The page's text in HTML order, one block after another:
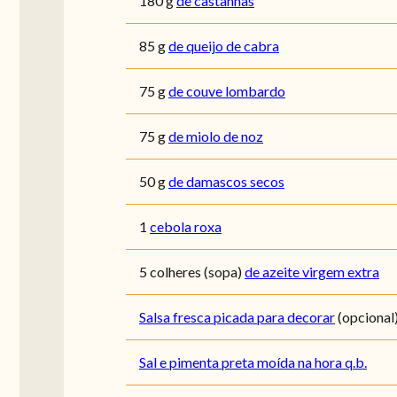
85gde queijo de cabra
75gde couve lombardo
75gde miolo de noz
50gde damascos secos
1 cebola roxa
5colheres (sopa)de azeite virgem extra
Salsa fresca picada para decorar
Sal e pimenta preta moída na hora q.b.